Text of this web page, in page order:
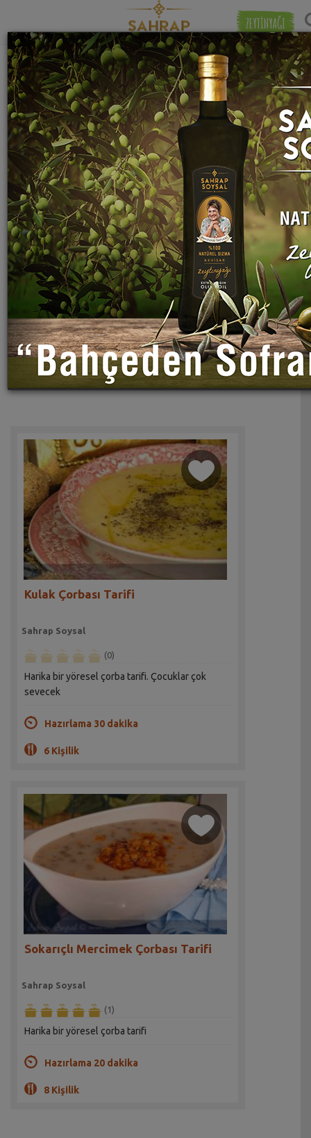
ZEYTİNYAĞI
"kemik suyu" etiketiyle eşleşen (2) tarif
bulundu.
Eşleşmeye
Kulak Çorbası Tarifi
Sahrap Soysal
(0)
Harika bir yöresel çorba tarifi. Çocuklar çok
sevecek
Hazırlama 30 dakika
6 Kişilik
Sokarıçlı Mercimek Çorbası Tarifi
Sahrap Soysal
(1)
Harika bir yöresel çorba tarifi
Hazırlama 20 dakika
8 Kişilik